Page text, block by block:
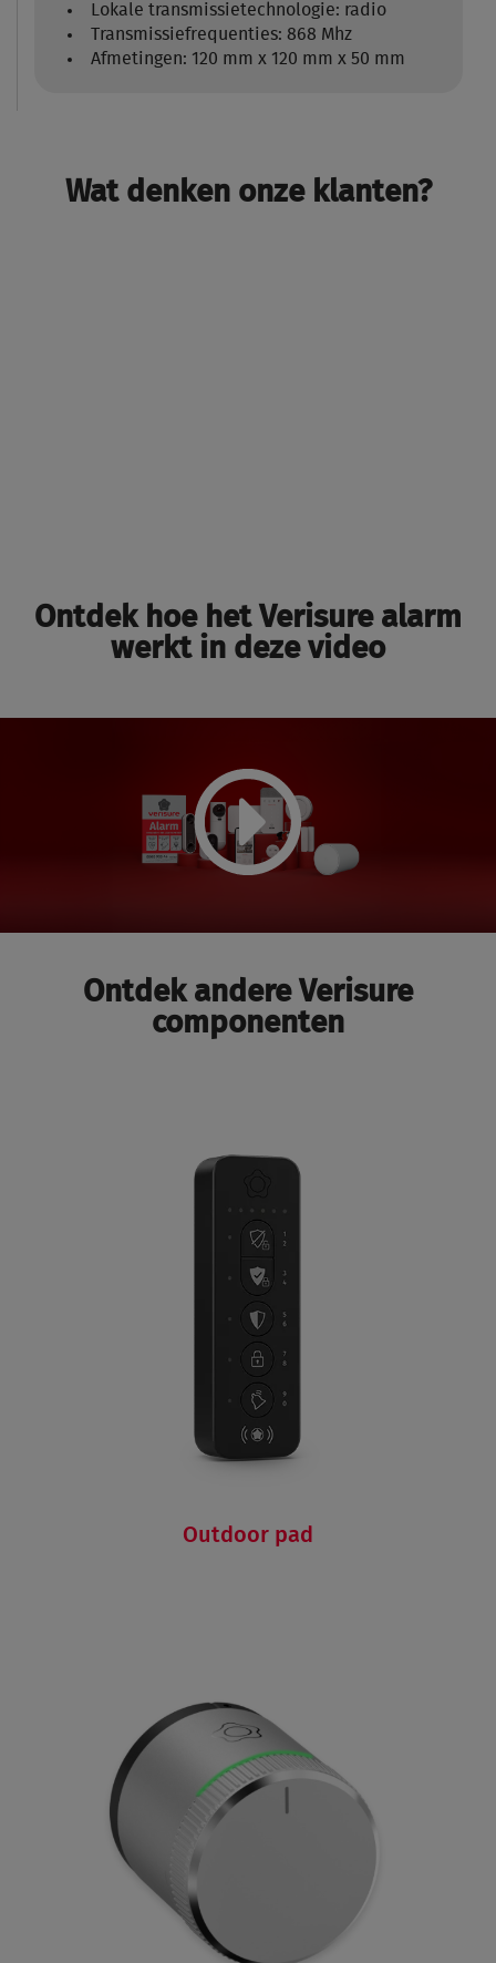
Lokale transmissietechnologie: radio
Transmissiefrequenties: 868 Mhz
Afmetingen: 120 mm x 120 mm x 50 mm
Wat denken onze klanten?
Ontdek hoe het Verisure alarm
werkt in deze video
Ontdek andere Verisure
componenten
Outdoor pad